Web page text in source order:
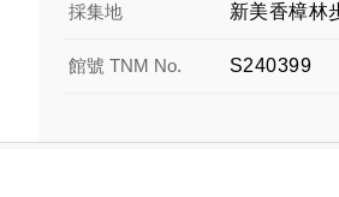
採集地 新美香樟林
館號 TNM No. S240399